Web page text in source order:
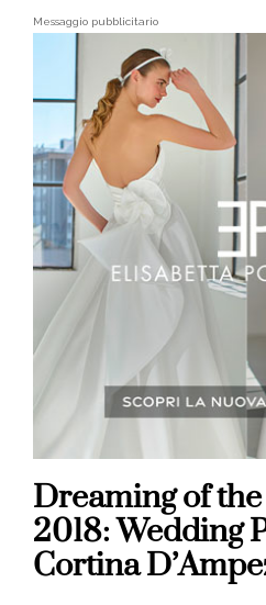
Messaggio pubblicitario
Dreaming of
2018: Wedding
Cortina